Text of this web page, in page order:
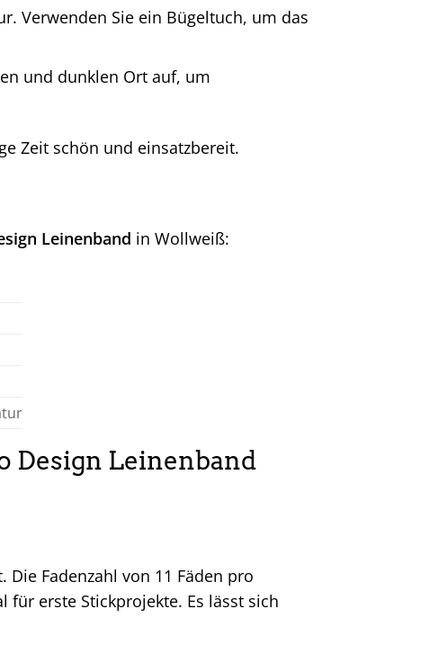
Verwenden Sie ein Bügeltuch, um das
und dunklen Ort auf, um
Zeit schön und einsatzbereit.
Leinenband in Wollweiß:
Design Leinenband
Fadenzahl von 11 Fäden pro
erste Stickprojekte. Es lässt sich